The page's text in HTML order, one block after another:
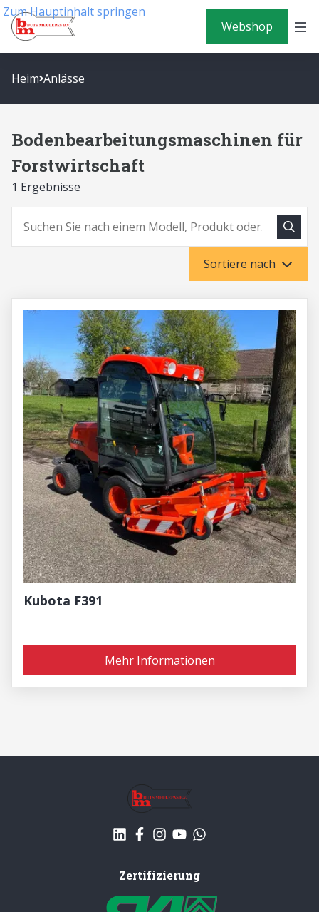
Zum Hauptinhalt springen
Webshop
Heim Anlässe
Bodenbearbeitungsmaschinen für
Forstwirtschaft
1 Ergebnisse
Suchen
Sortiere nach
Kubota F391
Mehr Informationen
Zertifizierung